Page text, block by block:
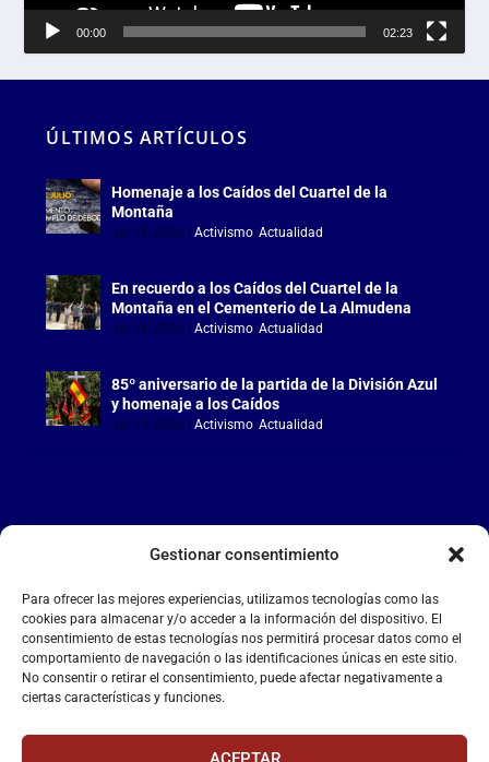
Gestionar consentimiento
Para ofrecer las mejores experiencias, utilizamos tecnologías como las
cookies para almacenar y/o acceder a la información del dispositivo. El
consentimiento de estas tecnologías nos permitirá procesar datos como el
comportamiento de navegación o las identificaciones únicas en este sitio.
No consentir o retirar el consentimiento, puede afectar negativamente a
ciertas características y funciones.
00:00 02:23
ÚLTIMOS ARTÍCULOS
Homenaje a los Caídos del Cuartel de la
Montaña
Jul 18, 2026 |Activismo ,Actualidad
En recuerdo a los Caídos del Cuartel de la
Montaña en el Cementerio de La Almudena
Jul 18, 2026 |Activismo ,Actualidad
85º aniversario de la partida de la División Azul
y homenaje a los Caídos
Jul 15, 2026 |Activismo ,Actualidad
LA FALANGE
Reproductor
de
vídeo